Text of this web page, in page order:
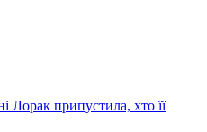
Лорак припустила, хто її